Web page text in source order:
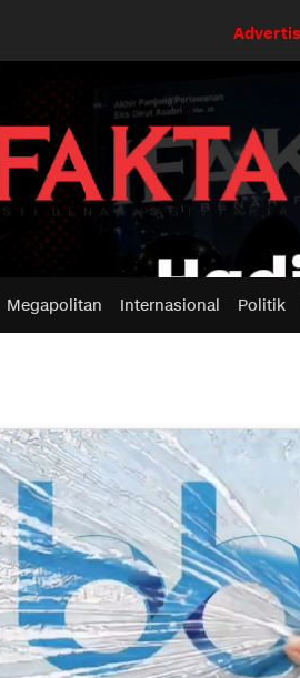
Megapolitan Internasional Politik